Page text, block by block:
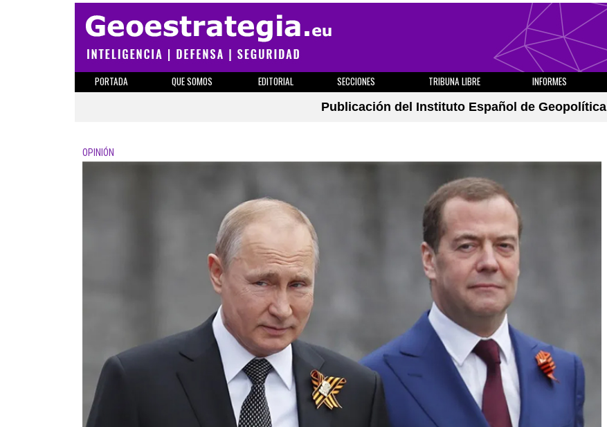
PORTADA QUE SOMOS EDITORIAL SECCIONES TRIBUNA LIBRE INFORMES
Publicación del Instituto Español de Geopolítica
OPINIÓN